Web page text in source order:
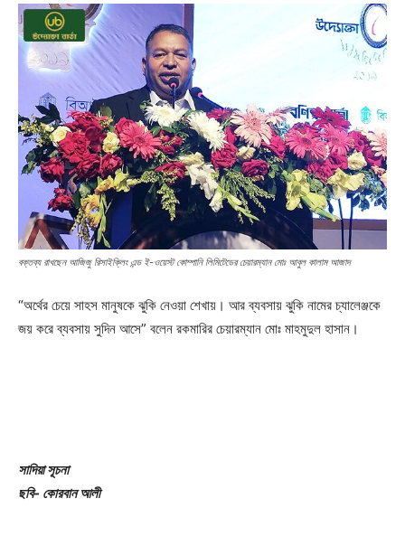
বক্তব্য রাখছেন আজিজু রিসাইক্লিং এন্ড ই-ওয়েস্ট কোম্পানি লিমিটেডের চেয়ারম্যান মোঃ আবুল কালাম আজাদ
“অর্থের চেয়ে সাহস মানুষকে ঝুকি নেওয়া শেখায়। আর ব্যবসায় ঝুকি নামের চ্যালেঞ্জকে
জয় করে ব্যবসায় সুদিন আসে” বলেন রকমারির চেয়ারম্যান মোঃ মাহমুদুল হাসান।
সাদিয়া সূচনা
ছবি- কোরবান আলী